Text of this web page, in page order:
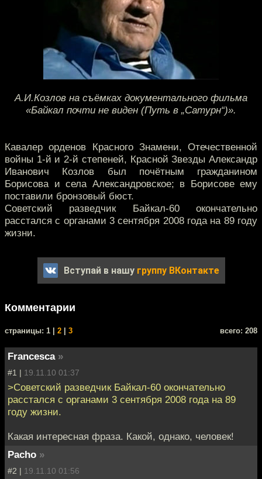
А.И.Козлов на съёмках документального фильма
«Байкал почти не виден (Путь в „Сатурн“)».
Кавалер орденов Красного Знамени, Отечественной
войны 1-й и 2-й степеней, Красной Звезды Александр
Иванович Козлов был почётным гражданином
Борисова и села Александровское; в Борисове ему
поставили бронзовый бюст.
Советский разведчик Байкал-60 окончательно
расстался с органами 3 сентября 2008 года на 89 году
жизни.
Вступай в нашу группу ВКонтакте
Комментарии
cтраницы: 1 | 2 3 всего: 208
Francesca »
#1 | 19.11.10 01:37
>Советский разведчик Байкал-60 окончательно
расстался с органами 3 сентября 2008 года на 89
году жизни.
Какая интересная фраза. Какой, однако, человек!
Pacho »
#2 | 19.11.10 01:56